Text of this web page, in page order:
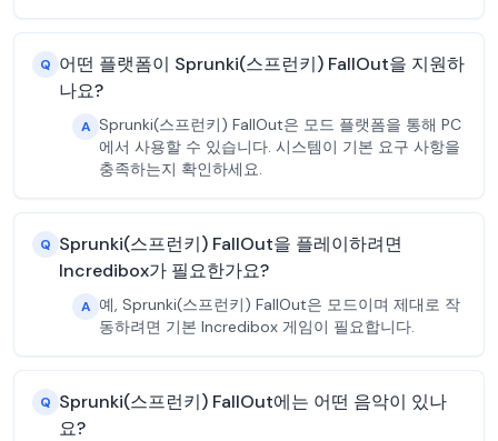
Q 어떤 플랫폼이 Sprunki(스프런키) FallOut을 지원하
나요?
A Sprunki(스프런키) FallOut은 모드 플랫폼을 통해 PC
에서 사용할 수 있습니다. 시스템이 기본 요구 사항을
충족하는지 확인하세요.
Q Sprunki(스프런키) FallOut을 플레이하려면
Incredibox가 필요한가요?
A 예, Sprunki(스프런키) FallOut은 모드이며 제대로 작
동하려면 기본 Incredibox 게임이 필요합니다.
Q Sprunki(스프런키) FallOut에는 어떤 음악이 있나
요?